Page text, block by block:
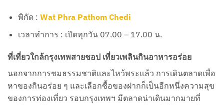
พิกัด : Wat Phra Pathom Chedi
เวลาทำการ : เปิดทุกวัน 07.00 – 17.00 น.
ที่เที่ยวใกล้กรุงเทพสายชอป เที่ยวเพลินกินอาหารอร่อย
นอกจากการชมธรรมชาติและไหว้พระแล้ว การเดินตลาดเพื่อ
หาของกินอร่อย ๆ และเลือกซื้อของฝากก็เป็นอีกหนึ่งความสุข
ของการท่องเที่ยว รอบกรุงเทพฯ มีตลาดน่าเดินมากมายที่